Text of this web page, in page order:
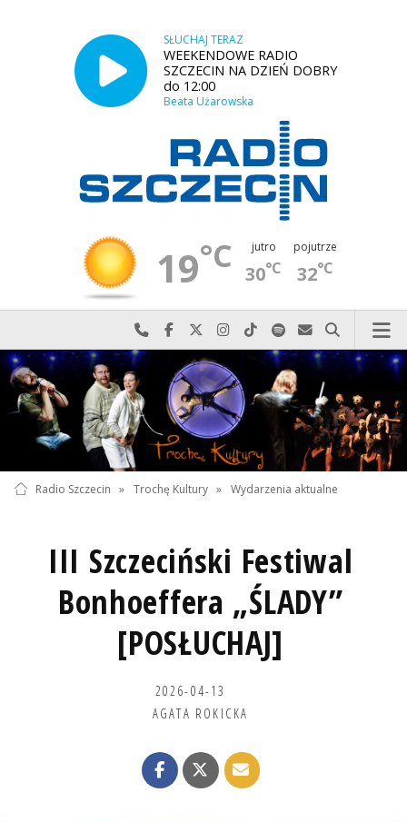
SŁUCHAJ TERAZ
WEEKENDOWE RADIO
SZCZECIN NA DZIEŃ DOBRY
do 12:00
Beata Użarowska
19°C jutro
30°C
pojutrze
32°C
Najlepiej po prostu do nas zadzwoń
Odwiedź nas na Facebook-u
Odwiedź nas na X
Odwiedź nas na Instagram-ie
Odwiedź nas na TikTok-u
Szukaj nas na Spotify
Wyślij do nas
Szukaj
Radio Szczecin » Trochę Kultury » Wydarzenia aktualne
III Szczeciński Festiwal
Bonhoeffera „ŚLADY”
[POSŁUCHAJ]
2026-04-13
AGATA ROKICKA